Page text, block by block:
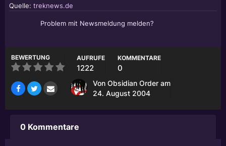
Quelle: treknews.de
Problem mit Newsmeldung melden?
BEWERTUNG AUFRUFE
1222
KOMMENTARE
0
Von Obsidian Order am
24. August 2004
0 Kommentare